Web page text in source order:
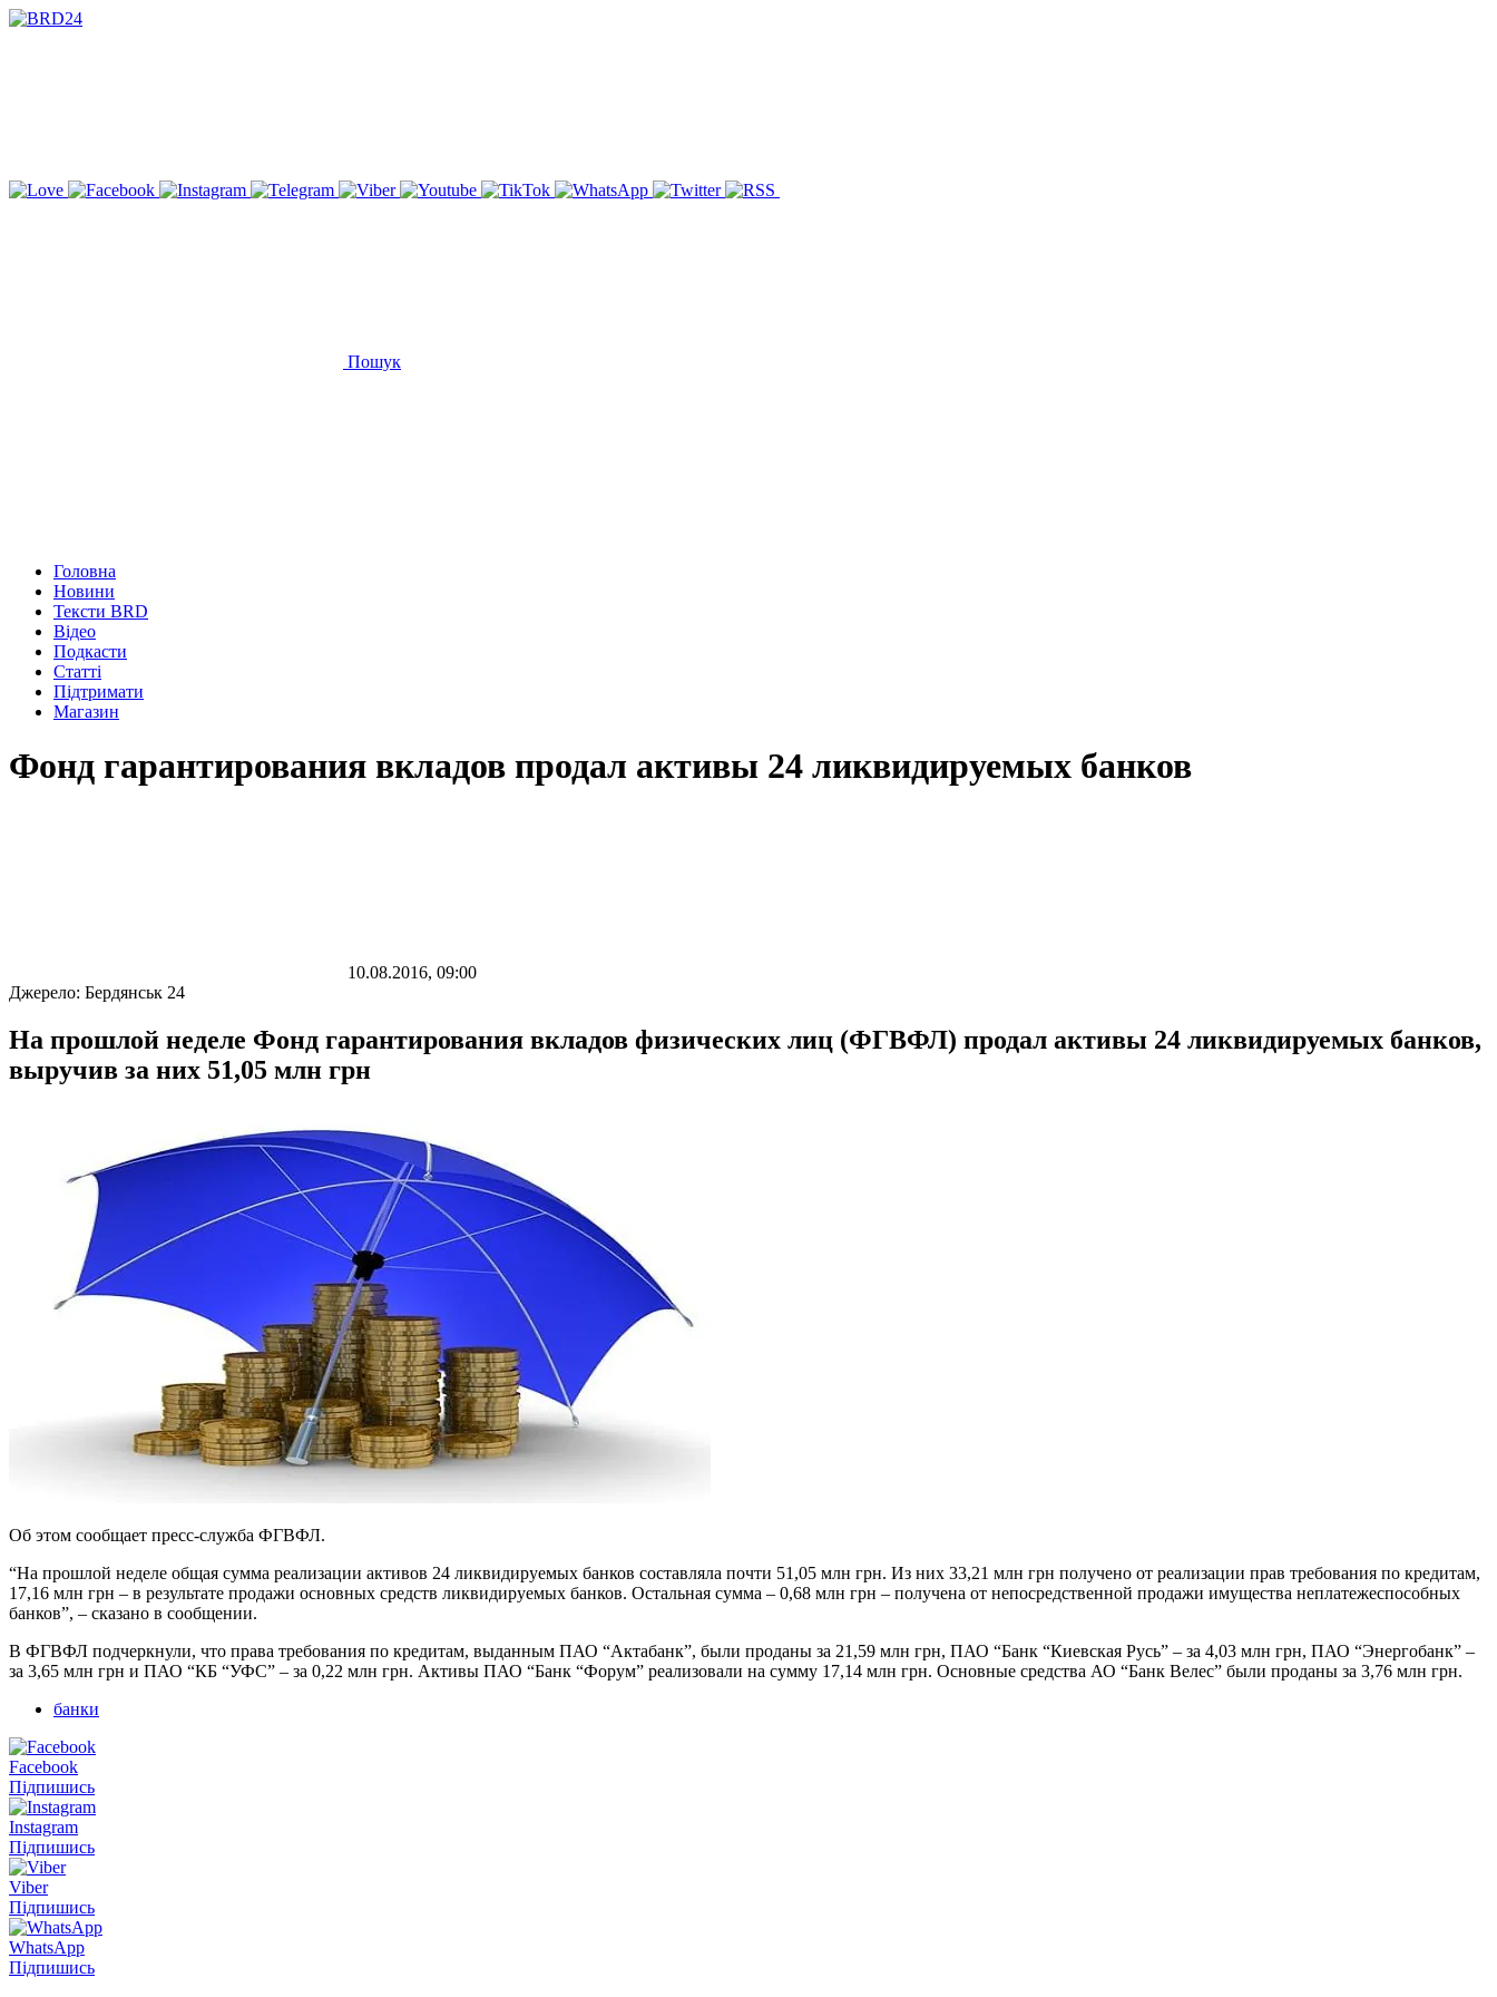
Пошук
Головна
Новини
Тексти BRD
Відео
Подкасти
Статті
Підтримати
Магазин
Фонд гарантирования вкладов продал активы 24 ликвидируемых банков
10.08.2016, 09:00
Джерело: Бердянськ 24
На прошлой неделе Фонд гарантирования вкладов физических лиц (ФГВФЛ) продал активы 24 ликвидируемых банков,
выручив за них 51,05 млн грн
Об этом сообщает пресс-служба ФГВФЛ.
“На прошлой неделе общая сумма реализации активов 24 ликвидируемых банков составляла почти 51,05 млн грн. Из них 33,21 млн грн получено от реализации прав требования по кредитам,
17,16 млн грн – в результате продажи основных средств ликвидируемых банков. Остальная сумма – 0,68 млн грн – получена от непосредственной продажи имущества неплатежеспособных
банков”, – сказано в сообщении.
В ФГВФЛ подчеркнули, что права требования по кредитам, выданным ПАО “Актабанк”, были проданы за 21,59 млн грн, ПАО “Банк “Киевская Русь” – за 4,03 млн грн, ПАО “Энергобанк” –
за 3,65 млн грн и ПАО “КБ “УФС” – за 0,22 млн грн. Активы ПАО “Банк “Форум” реализовали на сумму 17,14 млн грн. Основные средства АО “Банк Велес” были проданы за 3,76 млн грн.
банки
Facebook
Підпишись
Instagram
Підпишись
Viber
Підпишись
WhatsApp
Підпишись